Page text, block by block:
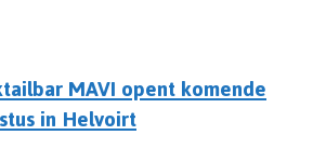
MAVI opent komende
in Helvoirt